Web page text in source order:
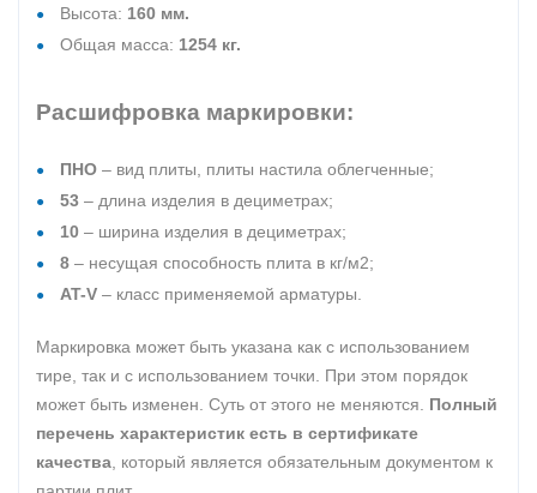
Высота: 160 мм.
Общая масса: 1254 кг.
Расшифровка маркировки:
ПНО – вид плиты, плиты настила облегченные;
53 – длина изделия в дециметрах;
10 – ширина изделия в дециметрах;
8 – несущая способность плита в кг/м2;
AT-V – класс применяемой арматуры.
Маркировка может быть указана как с использованием
тире, так и с использованием точки. При этом порядок
может быть изменен. Суть от этого не меняются. Полный
перечень характеристик есть в сертификате
качества , который является обязательным документом к